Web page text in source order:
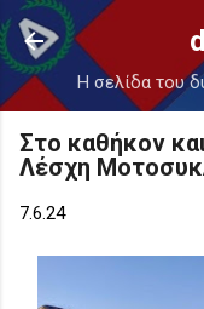
Η σελίδα του
Στο καθήκον
Λέσχη
7.6.24